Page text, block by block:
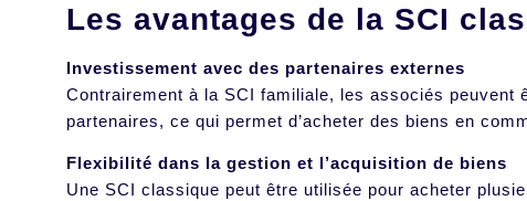
Les avantages de la SCI
Investissement avec des partenaires externes
Contrairement à la SCI familiale, les associés peuvent
partenaires, ce qui permet d’acheter des biens en
Flexibilité dans la gestion et l’acquisition de biens
Une SCI classique peut être utilisée pour acheter